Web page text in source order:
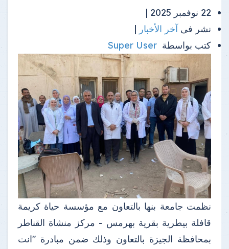
22 نوفمبر 2025 |
نشر فى آخر الأخبار |
كتب بواسطة Super User
نظمت جامعة بنها بالتعاون مع مؤسسة حياة كريمة
قافلة بيطرية بقرية بهرمس - مركز منشاة القناطر
بمحافظة الجيزة بالتعاون وذلك ضمن مبادرة "انت